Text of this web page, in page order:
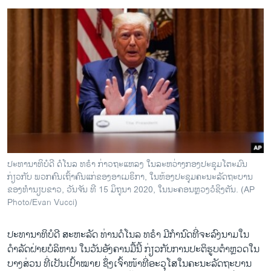
ອິດສະຫຼະພາບດ້ານການຂ່າວ
ຊຸມຊົນຊາວລາວ
ວິທະຍາສາດ-ເທັກໂນໂລຈີ
ພາສາອັງກິດ
ວີດີໂອ
ສຽງ
ລາຍການກະຈາຍສຽງ
ປະທານາທິບໍດີ ດໍໂນລ ທຣຳ ກ່າວຖະແຫລງ ໃນລະຫວ່າງກອງປະຊຸມໂຕະມົນ
ກ່ຽວກັບ ພວກຄົນເຖົ້າຄົນແກ່ຂອງອາເມຣິກາ, ໃນຫ້ອງປະຊຸມຄະນະລັດຖະບານ
ຂອງທຳນຽບຂາວ, ວັນຈັນ ທີ 15 ມິຖຸນາ 2020, ໃນນະຄອນຫຼວງວໍຊິງຕັນ. (AP
Photo/Evan Vucci)
ປະທານາທິບໍດີ ສະຫະລັດ ທ່ານດໍໂນລ ທຣຳ ມີກຳນົດທີ່ຈະລົງນາມໃນ
ດຳລັດຝ່າຍບໍລິຫານ ໃນວັນອັງຄານມື້ນີ້ ກ່ຽວກັບການປະຕິຮູບຕຳຫຼວດໃນ
ບາງສ່ວນ ທີ່ເປັນເປົ້າໝາຍ ຊຶ່ງເຈົ້າໜ້າທີ່ອະວຸໂສໃນຄະນະລັດຖະບານ